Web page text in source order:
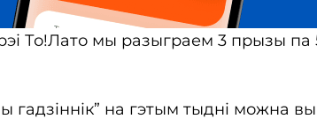
То!Лато мы разыграем 3 прызы па
гадзіннік” на гэтым тыдні можна